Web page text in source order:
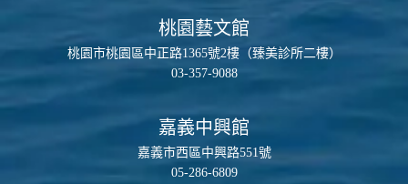
桃園藝文館
桃園市桃園區中正路1365號2樓（臻美診所二樓）
03-357-9088
嘉義中興館
嘉義市西區中興路551號
05-286-6809